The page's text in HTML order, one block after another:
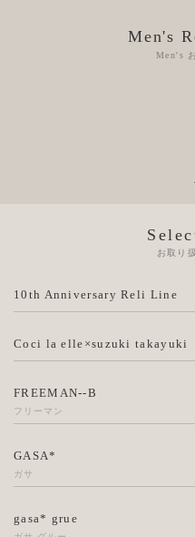
Men's
Men's
お取り
10th Anniversary Reli Line
Coci la elle×suzuki takayuki
FREEMAN--B
フリーマン
GASA*
ガサ
gasa* grue